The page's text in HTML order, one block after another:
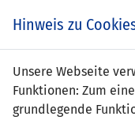
Simon Fausch
Hinweis zu
Unsere Webseite
Funktionen: Zum
grundlegende